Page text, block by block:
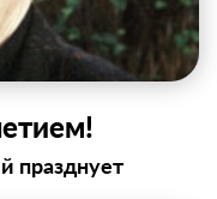
празднует